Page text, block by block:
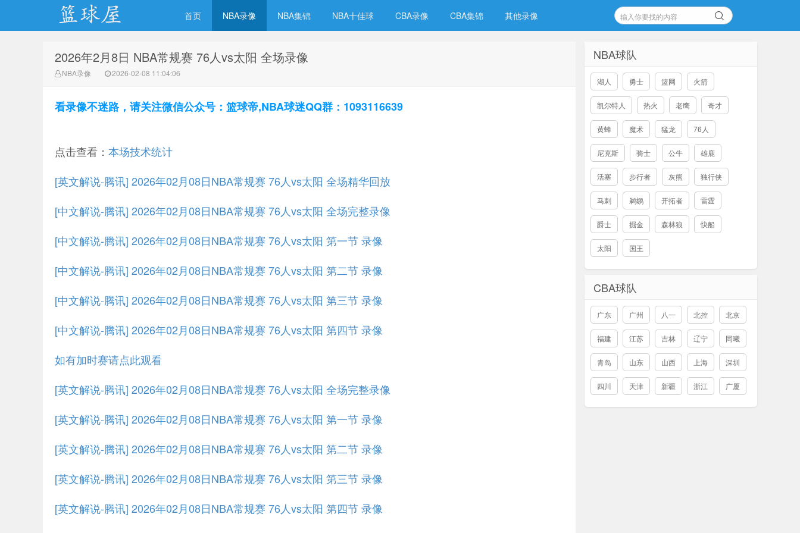
NBA录像网
首页 NBA录像 NBA集锦 NBA十佳球 CBA录像 CBA集锦 其他录像
2026年2月8日 NBA常规赛 76人vs太阳 全场录像
NBA录像 2026-02-08 11:04:06
看录像不迷路，请关注微信公众号：篮球帝,NBA球迷QQ群：1093116639
点击查看： 本场技术统计
[英文解说-腾讯] 2026年02月08日NBA常规赛 76人vs太阳 全场精华回放
[中文解说-腾讯] 2026年02月08日NBA常规赛 76人vs太阳 全场完整录像
[中文解说-腾讯] 2026年02月08日NBA常规赛 76人vs太阳 第一节 录像
[中文解说-腾讯] 2026年02月08日NBA常规赛 76人vs太阳 第二节 录像
[中文解说-腾讯] 2026年02月08日NBA常规赛 76人vs太阳 第三节 录像
[中文解说-腾讯] 2026年02月08日NBA常规赛 76人vs太阳 第四节 录像
如有加时赛请点此观看
[英文解说-腾讯] 2026年02月08日NBA常规赛 76人vs太阳 全场完整录像
[英文解说-腾讯] 2026年02月08日NBA常规赛 76人vs太阳 第一节 录像
[英文解说-腾讯] 2026年02月08日NBA常规赛 76人vs太阳 第二节 录像
[英文解说-腾讯] 2026年02月08日NBA常规赛 76人vs太阳 第三节 录像
[英文解说-腾讯] 2026年02月08日NBA常规赛 76人vs太阳 第四节 录像
NBA球队
湖人 勇士 篮网 火箭
凯尔特人 热火 老鹰 奇才
黄蜂 魔术 猛龙 76人
尼克斯 骑士 公牛 雄鹿
活塞 步行者 灰熊 独行侠
马刺 鹈鹕 开拓者 雷霆
爵士 掘金 森林狼 快船
太阳 国王
CBA球队
广东 广州 八一 北控 北京
福建 江苏 吉林 辽宁 同曦
青岛 山东 山西 上海 深圳
四川 天津 新疆 浙江 广厦